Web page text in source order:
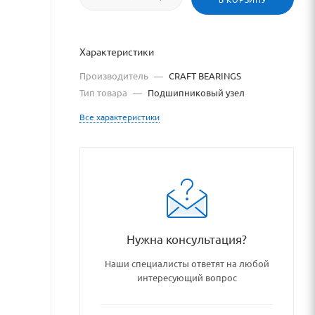
Характеристики
Производитель — CRAFT BEARINGS
Тип товара — Подшипниковый узел
Все характеристики
Нужна консультация?
Наши специалисты ответят на любой
интересующий вопрос